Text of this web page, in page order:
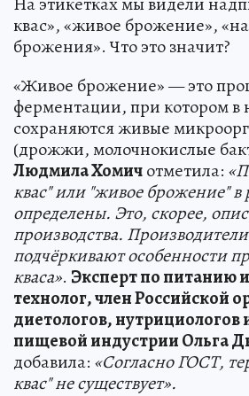
квас», «живое брожение»,
брожения». Что это значит?
«Живое брожение» — это
ферментации, при котором в
сохраняются живые
(дрожжи, молочнокислые
Людмила Хомичотметила:
квас" или "живое брожение" в
определены. Это, скорее,
производства.
подчёркивают особенности
кваса». Эксперт по питанию
технолог, член Российской
диетологов, нутрициологов
пищевой индустрии Ольга
добавила: «Согласно ГОСТ,
квас" не существует».